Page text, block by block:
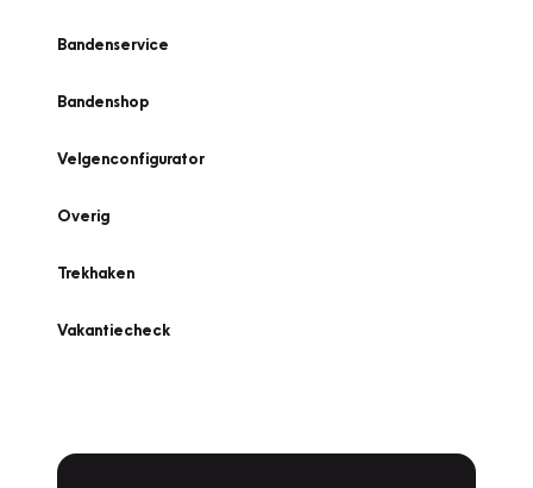
Bandenservice
Bandenshop
Velgenconfigurator
Overig
Trekhaken
Vakantiecheck